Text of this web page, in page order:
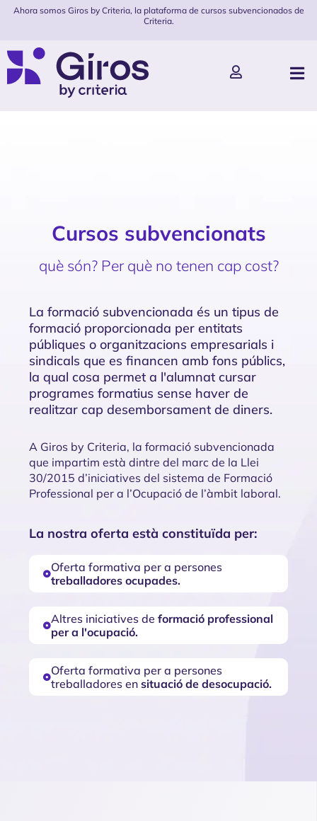
Ahora somos Giros by Criteria, la plataforma de cursos subvencionados de
Criteria.
Cursos subvencionats
què són? Per què no tenen cap cost?
La formació subvencionada és un tipus de
formació proporcionada per entitats
públiques o organitzacions empresarials i
sindicals que es financen amb fons públics,
la qual cosa permet a l'alumnat cursar
programes formatius sense haver de
realitzar cap desemborsament de diners.
A Giros by Criteria, la formació subvencionada
que impartim està dintre del marc de la Llei
30/2015 d’iniciatives del sistema de Formació
Professional per a l’Ocupació de l’àmbit laboral.
La nostra oferta està constituïda per:
Oferta formativa per a persones
treballadores ocupades.
Altres iniciatives deformació professional
per a l'ocupació.
Oferta formativa per a persones
treballadores ensituació de desocupació.